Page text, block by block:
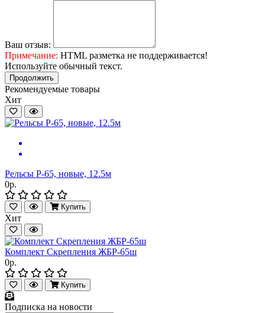
Ваш отзыв:
Примечание: HTML разметка не поддерживается!
Используйте обычный текст.
Продолжить
Рекомендуемые товары
Хит
Рельсы Р-65, новые, 12.5м
0р.
Купить
Хит
Комплект Скрепления ЖБР-65ш
0р.
Купить
Подписка на новости